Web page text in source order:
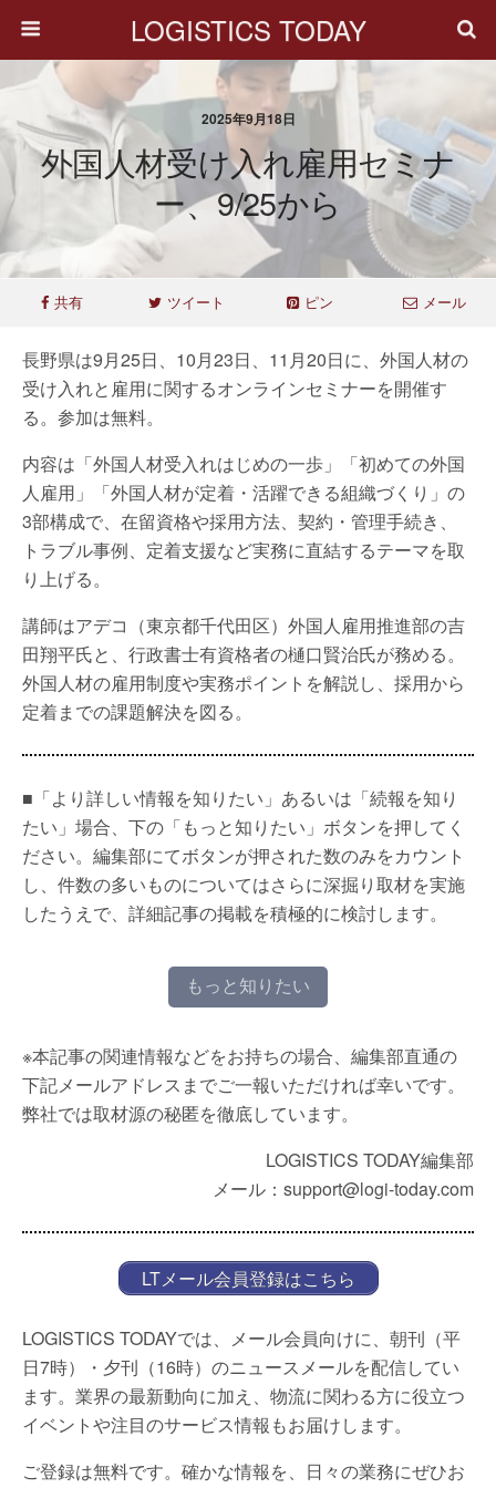
LOGISTICS TODAY
2025年9月18日
外国人材受け入れ雇用セミナ
ー、9/25から
共有 ツイート ピン メール
長野県は9月25日、10月23日、11月20日に、外国人材の
受け入れと雇用に関するオンラインセミナーを開催す
る。参加は無料。
内容は「外国人材受入れはじめの一歩」「初めての外国
人雇用」「外国人材が定着・活躍できる組織づくり」の
3部構成で、在留資格や採用方法、契約・管理手続き、
トラブル事例、定着支援など実務に直結するテーマを取
り上げる。
講師はアデコ（東京都千代田区）外国人雇用推進部の吉
田翔平氏と、行政書士有資格者の樋口賢治氏が務める。
外国人材の雇用制度や実務ポイントを解説し、採用から
定着までの課題解決を図る。
■「より詳しい情報を知りたい」あるいは「続報を知り
たい」場合、下の「もっと知りたい」ボタンを押してく
ださい。編集部にてボタンが押された数のみをカウント
し、件数の多いものについてはさらに深掘り取材を実施
したうえで、詳細記事の掲載を積極的に検討します。
もっと知りたい
※本記事の関連情報などをお持ちの場合、編集部直通の
下記メールアドレスまでご一報いただければ幸いです。
弊社では取材源の秘匿を徹底しています。
LOGISTICS TODAY編集部
メール：support@logi-today.com
LTメール会員登録はこちら
LOGISTICS TODAYでは、メール会員向けに、朝刊（平
日7時）・夕刊（16時）のニュースメールを配信してい
ます。業界の最新動向に加え、物流に関わる方に役立つ
イベントや注目のサービス情報もお届けします。
ご登録は無料です。確かな情報を、日々の業務にぜひお